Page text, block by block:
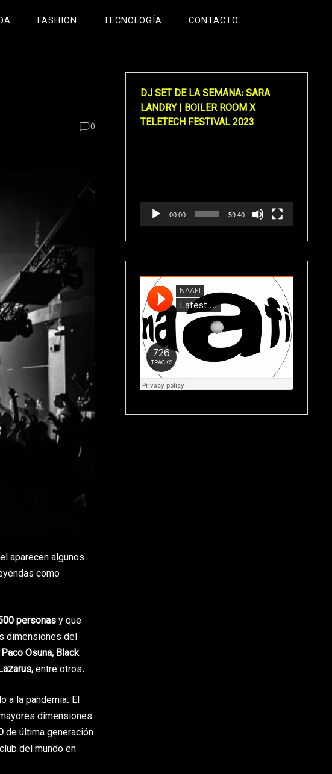
FASHION TECNOLOGÍA CONTACTO
0
aparecen algunos
como
personasy que
dimensiones del
Paco Osuna, Black
entre otros.
a la pandemia. El
dimensiones
de última generación
del mundo en
DJ SET DE LA SEMANA: SARA
LANDRY | BOILER ROOM X
TELETECH FESTIVAL 2023
00:00 59:40